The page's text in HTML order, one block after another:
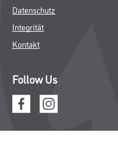
Datenschutz
Integrität
Kontakt
Follow Us